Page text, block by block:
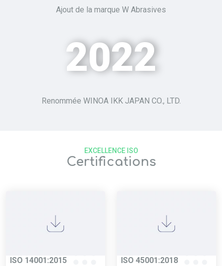
Ajout de la marque W Abrasives
2022
Renommée WINOA IKK JAPAN CO., LTD.
Certifications
EXCELLENCE ISO
ISO 14001:2015 ISO 45001:2018